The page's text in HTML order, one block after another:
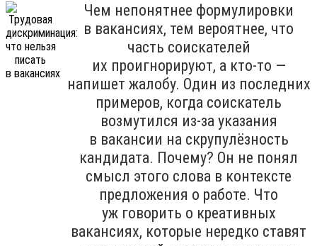
Чем непонятнее формулировки
в вакансиях, тем вероятнее, что
часть соискателей
их проигнорируют, а кто-то —
напишет жалобу. Один из последних
примеров, когда соискатель
возмутился из-за указания
в вакансии на скрупулёзность
кандидата. Почему? Он не понял
смысл этого слова в контексте
предложения о работе. Что
уж говорить о креативных
вакансиях, которые нередко ставят